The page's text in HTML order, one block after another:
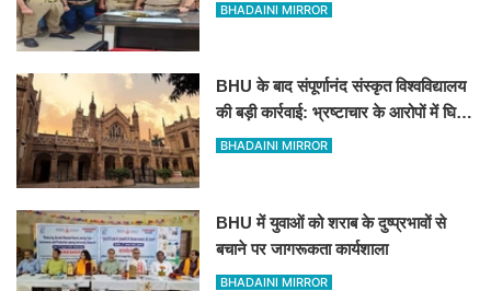
BHADAINI MIRROR
BHU के बाद संपूर्णानंद संस्कृत विश्वविद्यालय
की बड़ी कार्रवाई: भ्रष्टाचार के आरोपों में घिरे
प्रो. ब्रजभूषण ओझा सभी निकायों से
BHADAINI MIRROR
BHU में युवाओं को शराब के दुष्प्रभावों से
बचाने पर जागरूकता कार्यशाला
BHADAINI MIRROR